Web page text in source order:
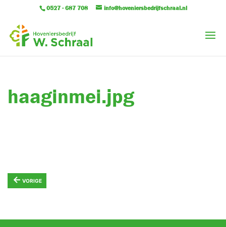
0527 - 687 708 info@hoveniersbedrijfschraal.nl
haaginmei.jpg
← VORIGE